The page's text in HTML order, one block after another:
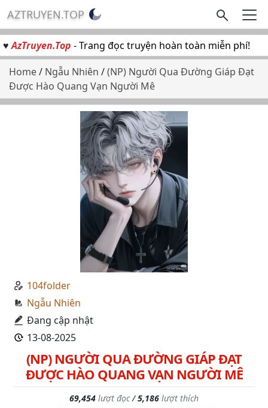
AZTRUYEN.TOP
♥AzTruyen.Top - Trang đọc truyện hoàn toàn miễn phí!
Home/ Ngẫu Nhiên /(NP) Người Qua Đường Giáp Đạt
Được Hào Quang Vạn Người Mê
104folder
Ngẫu Nhiên
Đang cập nhật
13-08-2025
(NP) NGƯỜI QUA ĐƯỜNG GIÁP ĐẠT
ĐƯỢC HÀO QUANG VẠN NGƯỜI MÊ
69,454 lượt đọc/5,186 lượt thích